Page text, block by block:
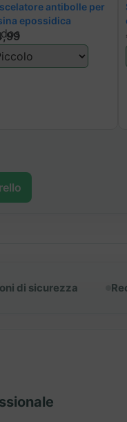
antibolle per
epossidica
di sicurezza